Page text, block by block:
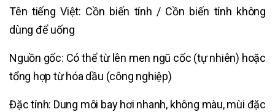
Tên tiếng Việt: Cồn biến tính / Cồn biến tính không
dùng để uống
Nguồn gốc: Có thể từ lên men ngũ cốc (tự nhiên) hoặc
tổng hợp từ hóa dầu (công nghiệp)
Đặc tính: Dung môi bay hơi nhanh, không màu, mùi đặc